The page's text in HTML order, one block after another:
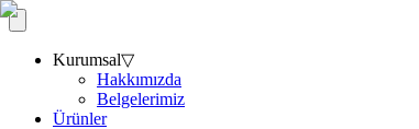
Kurumsal▽
Hakkımızda
Belgelerimiz
Ürünler